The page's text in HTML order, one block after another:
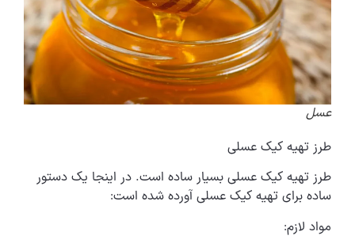
عسل
طرز تهیه کیک عسلی
طرز تهیه کیک عسلی بسیار ساده است. در اینجا یک دستور
ساده برای تهیه کیک عسلی آورده شده است:
مواد لازم: